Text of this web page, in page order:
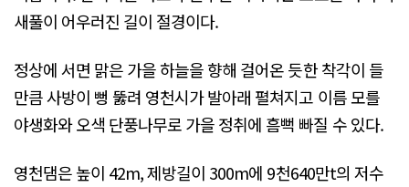
새풀이 어우러진 길이 절경이다.
정상에 서면 맑은 가을 하늘을 향해 걸어온 듯한 착각이 들
만큼 사방이 뻥 뚫려 영천시가 발아래 펼쳐지고 이름 모를
야생화와 오색 단풍나무로 가을 정취에 흠뻑 빠질 수 있다.
영천댐은 높이 42m, 제방길이 300m에 9천640만t의 저수